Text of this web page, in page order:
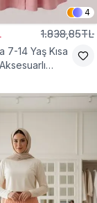
4
1.838,85TL
7-14 Yaş Kısa